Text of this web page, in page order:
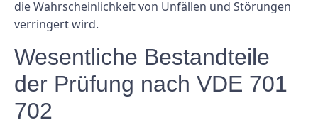
die Wahrscheinlichkeit von Unfällen und Störungen
verringert wird.
Wesentliche Bestandteile
der Prüfung nach VDE 701
702